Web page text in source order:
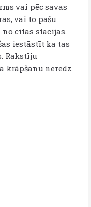
vai pēc savas
vai to pašu
citas stacijas.
iestāstīt ka tas
Rakstīju
krāpšanu neredz.